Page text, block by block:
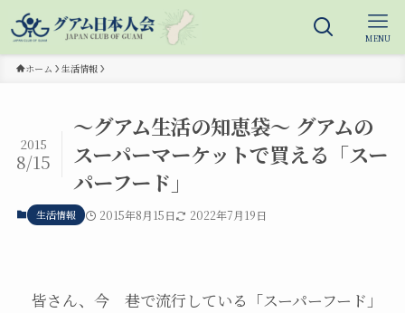
MENU
ホーム 生活情報
～グアム生活の知恵袋～ グアムの
スーパーマーケットで買える「スー
パーフード」
2015
8/15
生活情報 2015年8月15日 2022年7月19日
皆さん、今 巷で流行している「スーパーフード」